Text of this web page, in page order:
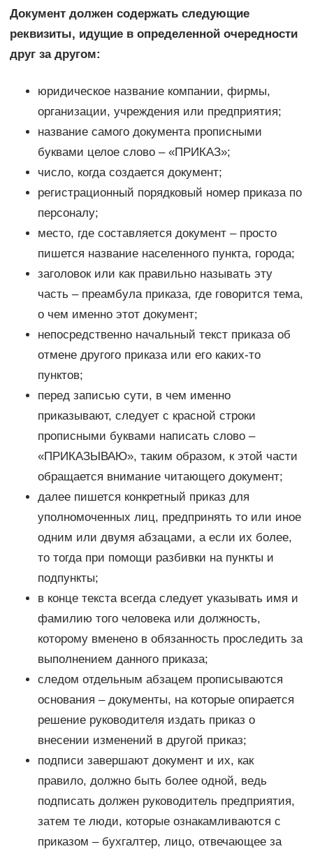
Документ должен содержать следующие
реквизиты, идущие в определенной очередности
друг за другом:
юридическое название компании, фирмы,
организации, учреждения или предприятия;
название самого документа прописными
буквами целое слово – «ПРИКАЗ»;
число, когда создается документ;
регистрационный порядковый номер приказа по
персоналу;
место, где составляется документ – просто
пишется название населенного пункта, города;
заголовок или как правильно называть эту
часть – преамбула приказа, где говорится тема,
о чем именно этот документ;
непосредственно начальный текст приказа об
отмене другого приказа или его каких-то
пунктов;
перед записью сути, в чем именно
приказывают, следует с красной строки
прописными буквами написать слово –
«ПРИКАЗЫВАЮ», таким образом, к этой части
обращается внимание читающего документ;
далее пишется конкретный приказ для
уполномоченных лиц, предпринять то или иное
одним или двумя абзацами, а если их более,
то тогда при помощи разбивки на пункты и
подпункты;
в конце текста всегда следует указывать имя и
фамилию того человека или должность,
которому вменено в обязанность проследить за
выполнением данного приказа;
следом отдельным абзацем прописываются
основания – документы, на которые опирается
решение руководителя издать приказ о
внесении изменений в другой приказ;
подписи завершают документ и их, как
правило, должно быть более одной, ведь
подписать должен руководитель предприятия,
затем те люди, которые ознакамливаются с
приказом – бухгалтер, лицо, отвечающее за